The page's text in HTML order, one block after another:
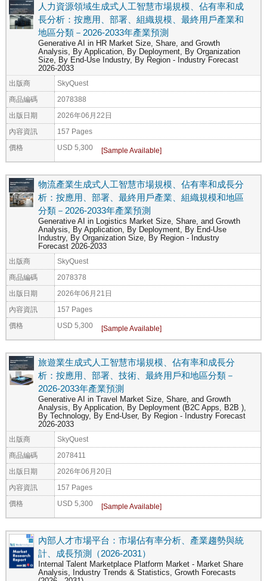
人力資源領域生成式人工智慧市場規模、佔有率和成
長分析：按應用、部署、組織規模、最終用戶產業和
地區分類－2026-2033年產業預測
Generative AI in HR Market Size, Share, and Growth
Analysis, By Application, By Deployment, By Organization
Size, By End-Use Industry, By Region - Industry Forecast
2026-2033
出版商 SkyQuest
商品編碼 2078388
出版日期 2026年06月22日
內容資訊 157 Pages
價格 USD 5,300
物流產業生成式人工智慧市場規模、佔有率和成長分
析：按應用、部署、最終用戶產業、組織規模和地區
分類－2026-2033年產業預測
Generative AI in Logistics Market Size, Share, and Growth
Analysis, By Application, By Deployment, By End-Use
Industry, By Organization Size, By Region - Industry
Forecast 2026-2033
出版商 SkyQuest
商品編碼 2078378
出版日期 2026年06月21日
內容資訊 157 Pages
價格 USD 5,300
旅遊業生成式人工智慧市場規模、佔有率和成長分
析：按應用、部署、技術、最終用戶和地區分類－
2026-2033年產業預測
Generative AI in Travel Market Size, Share, and Growth
Analysis, By Application, By Deployment (B2C Apps, B2B ),
By Technology, By End-User, By Region - Industry Forecast
2026-2033
出版商 SkyQuest
商品編碼 2078411
出版日期 2026年06月20日
內容資訊 157 Pages
價格 USD 5,300
內部人才市場平台：市場佔有率分析、產業趨勢與統
計、成長預測（2026-2031）
Internal Talent Marketplace Platform Market - Market Share
Analysis, Industry Trends & Statistics, Growth Forecasts